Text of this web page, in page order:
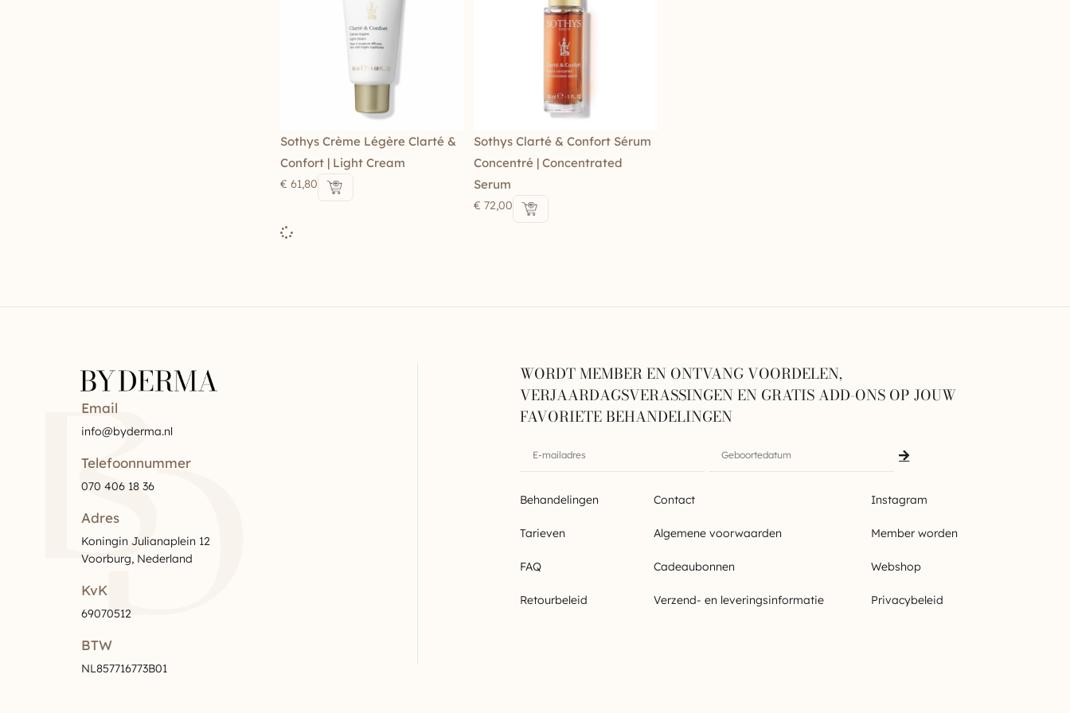
Sothys Crème Légère Clarté &
Confort | Light Cream
€ 61,80
Sothys Clarté & Confort Sérum
Concentré | Concentrated
Serum
€ 72,00
Email
info@byderma.nl
Telefoonnummer
070 406 18 36
Adres
Koningin Julianaplein 12
Voorburg, Nederland
KvK
69070512
BTW
NL857716773B01
WORDT MEMBER EN ONTVANG VOORDELEN,
VERJAARDAGSVERASSINGEN EN GRATIS ADD-ONS OP JOUW
FAVORIETE BEHANDELINGEN
Behandelingen
Tarieven
FAQ
Retourbeleid
Contact
Algemene voorwaarden
Cadeaubonnen
Verzend- en leveringsinformatie
Instagram
Member worden
Webshop
Privacybeleid